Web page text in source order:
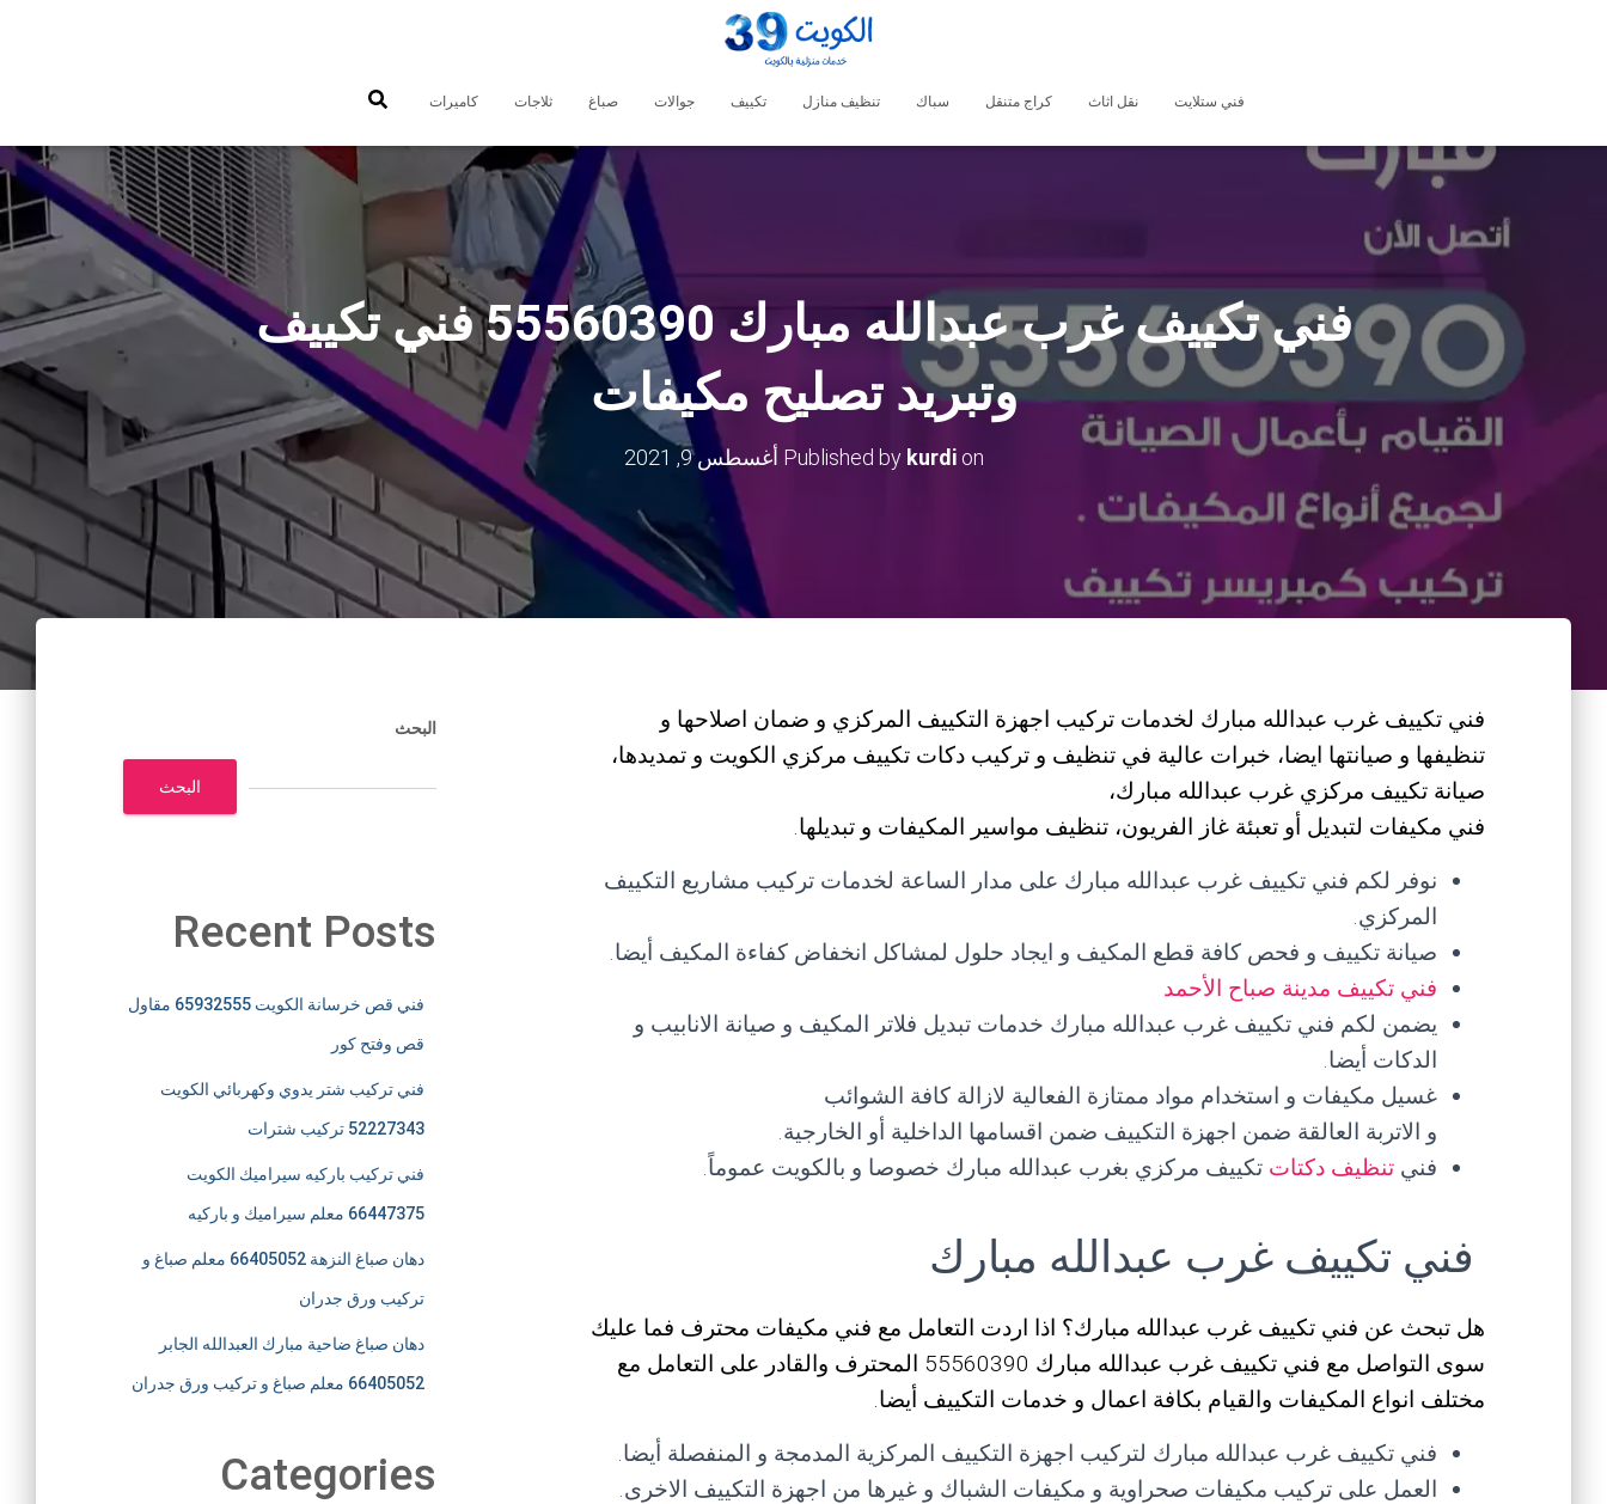
فني ستلايت نقل اثاث كراج متنقل سباك تنظيف منازل تكييف جوالات صباغ ثلاجات كاميرات
فني تكييف غرب عبدالله مبارك 55560390 فني تكييف
وتبريد تصليح مكيفات
Published by kurdion أغسطس 9, 2021
فني تكييف غرب عبدالله مبارك لخدمات تركيب اجهزة التكييف المركزي و ضمان اصلاحها و
تنظيفها و صيانتها ايضا، خبرات عالية في تنظيف و تركيب دكات تكييف مركزي الكويت و تمديدها،
صيانة تكييف مركزي غرب عبدالله مبارك،
فني مكيفات لتبديل أو تعبئة غاز الفريون، تنظيف مواسير المكيفات و تبديلها.
نوفر لكم فني تكييف غرب عبدالله مبارك على مدار الساعة لخدمات تركيب مشاريع التكييف
المركزي.
صيانة تكييف و فحص كافة قطع المكيف و ايجاد حلول لمشاكل انخفاض كفاءة المكيف أيضا.
فني تكييف مدينة صباح الأحمد
يضمن لكم فني تكييف غرب عبدالله مبارك خدمات تبديل فلاتر المكيف و صيانة الانابيب و
الدكات أيضا.
غسيل مكيفات و استخدام مواد ممتازة الفعالية لازالة كافة الشوائب
و الاتربة العالقة ضمن اجهزة التكييف ضمن اقسامها الداخلية أو الخارجية.
فني تنظيف دكتات تكييف مركزي بغرب عبدالله مبارك خصوصا و بالكويت عموماً.
فني تكييف غرب عبدالله مبارك
هل تبحث عن فني تكييف غرب عبدالله مبارك؟ اذا اردت التعامل مع فني مكيفات محترف فما عليك
سوى التواصل مع فني تكييف غرب عبدالله مبارك 55560390 المحترف والقادر على التعامل مع
مختلف انواع المكيفات والقيام بكافة اعمال و خدمات التكييف أيضا.
فني تكييف غرب عبدالله مبارك لتركيب اجهزة التكييف المركزية المدمجة و المنفصلة أيضا.
العمل على تركيب مكيفات صحراوية و مكيفات الشباك و غيرها من اجهزة التكييف الاخرى.
البحث
البحث
Recent Posts
فني قص خرسانة الكويت 65932555 مقاول
قص وفتح كور
فني تركيب شتر يدوي وكهربائي الكويت
52227343 تركيب شترات
فني تركيب باركيه سيراميك الكويت
66447375 معلم سيراميك و باركيه
دهان صباغ النزهة 66405052 معلم صباغ و
تركيب ورق جدران
دهان صباغ ضاحية مبارك العبدالله الجابر
66405052 معلم صباغ و تركيب ورق جدران
Categories